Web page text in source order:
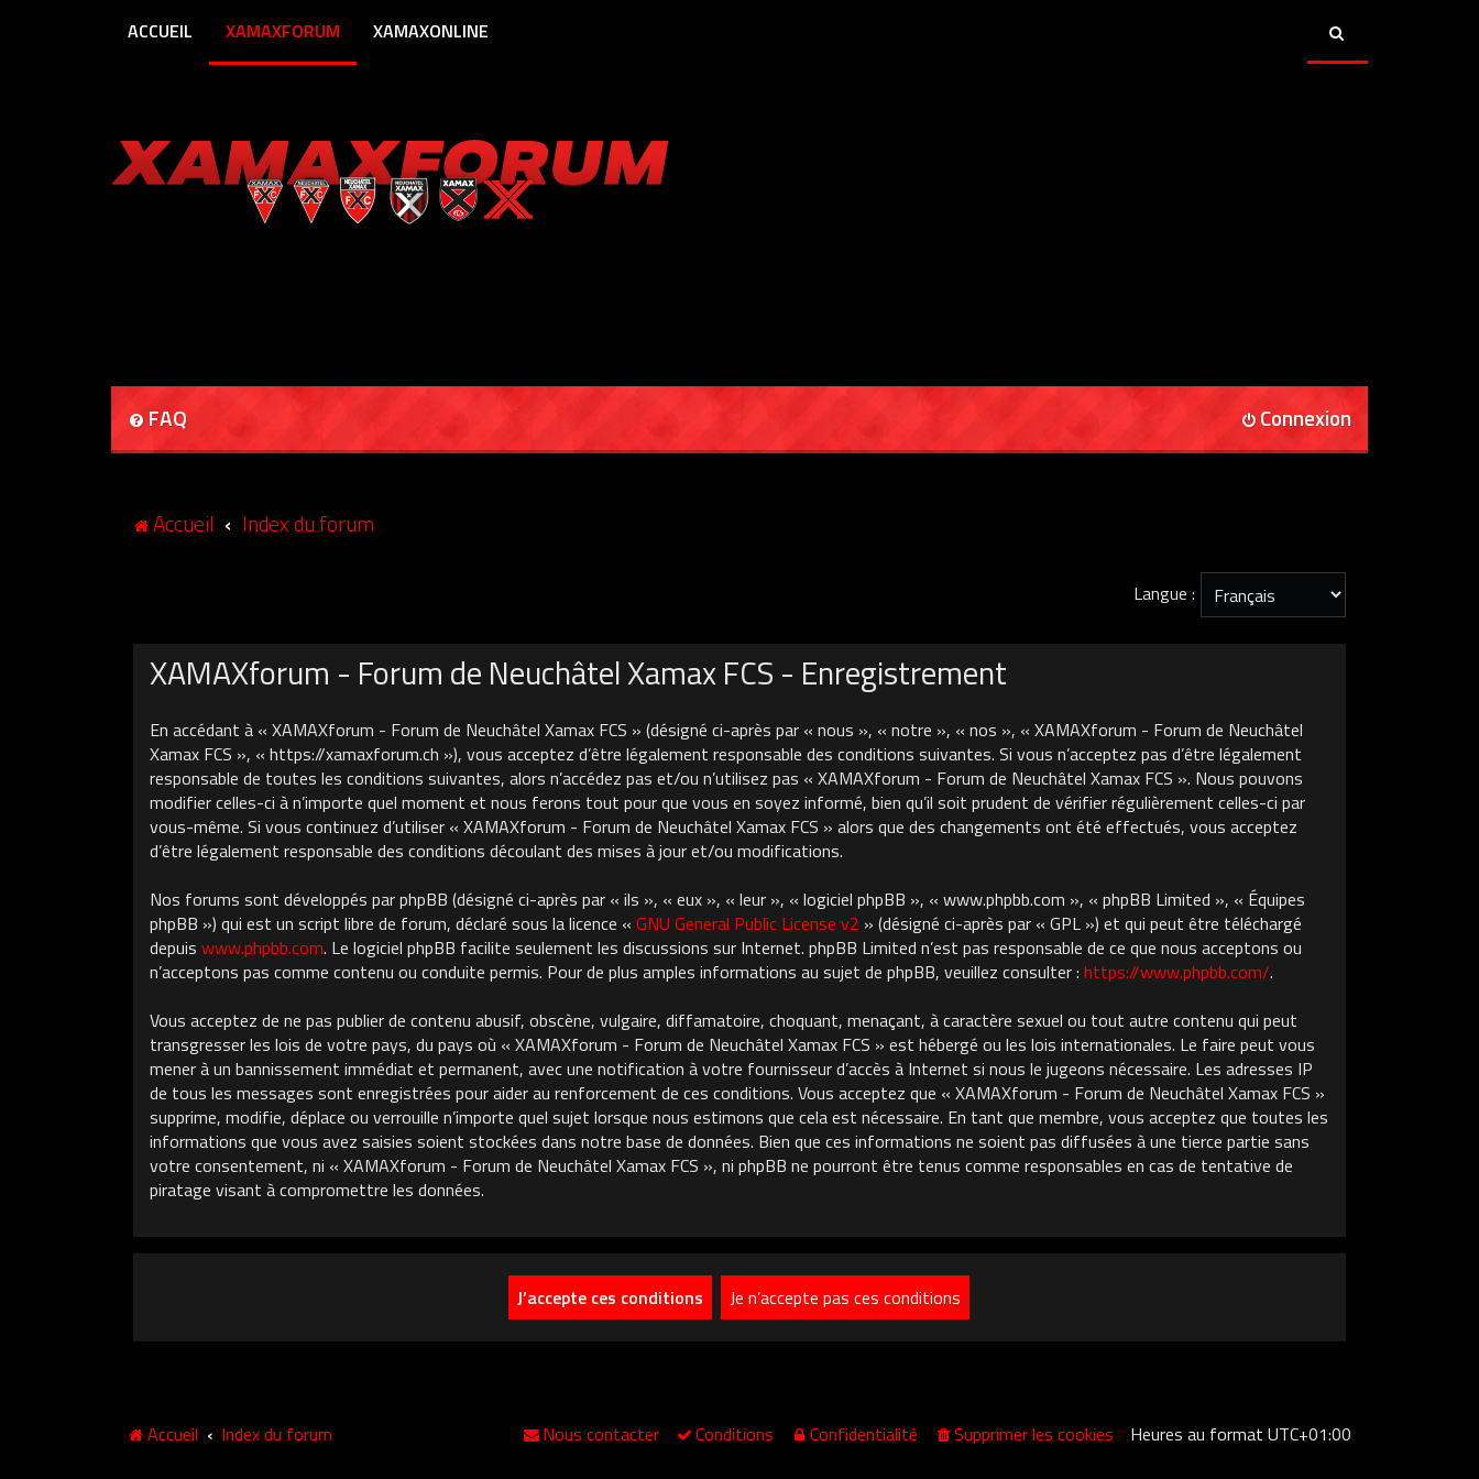
ACCUEIL XAMAXFORUM XAMAXONLINE
FAQ Connexion
Accueil Index du forum
Langue :
XAMAXforum - Forum de Neuchâtel Xamax FCS - Enregistrement
En accédant à « XAMAXforum - Forum de Neuchâtel Xamax FCS » (désigné ci-après par « nous », « notre », « nos », « XAMAXforum - Forum de Neuchâtel
Xamax FCS », « https://xamaxforum.ch »), vous acceptez d’être légalement responsable des conditions suivantes. Si vous n’acceptez pas d’être légalement
responsable de toutes les conditions suivantes, alors n’accédez pas et/ou n’utilisez pas « XAMAXforum - Forum de Neuchâtel Xamax FCS ». Nous pouvons
modifier celles-ci à n’importe quel moment et nous ferons tout pour que vous en soyez informé, bien qu’il soit prudent de vérifier régulièrement celles-ci par
vous-même. Si vous continuez d’utiliser « XAMAXforum - Forum de Neuchâtel Xamax FCS » alors que des changements ont été effectués, vous acceptez
d’être légalement responsable des conditions découlant des mises à jour et/ou modifications.
Nos forums sont développés par phpBB (désigné ci-après par « ils », « eux », « leur », « logiciel phpBB », « www.phpbb.com », « phpBB Limited », « Équipes
phpBB ») qui est un script libre de forum, déclaré sous la licence « GNU General Public License v2 » (désigné ci-après par « GPL ») et qui peut être téléchargé
depuis www.phpbb.com. Le logiciel phpBB facilite seulement les discussions sur Internet. phpBB Limited n’est pas responsable de ce que nous acceptons ou
n’acceptons pas comme contenu ou conduite permis. Pour de plus amples informations au sujet de phpBB, veuillez consulter : https://www.phpbb.com/.
Vous acceptez de ne pas publier de contenu abusif, obscène, vulgaire, diffamatoire, choquant, menaçant, à caractère sexuel ou tout autre contenu qui peut
transgresser les lois de votre pays, du pays où « XAMAXforum - Forum de Neuchâtel Xamax FCS » est hébergé ou les lois internationales. Le faire peut vous
mener à un bannissement immédiat et permanent, avec une notification à votre fournisseur d’accès à Internet si nous le jugeons nécessaire. Les adresses IP
de tous les messages sont enregistrées pour aider au renforcement de ces conditions. Vous acceptez que « XAMAXforum - Forum de Neuchâtel Xamax FCS »
supprime, modifie, déplace ou verrouille n’importe quel sujet lorsque nous estimons que cela est nécessaire. En tant que membre, vous acceptez que toutes les
informations que vous avez saisies soient stockées dans notre base de données. Bien que ces informations ne soient pas diffusées à une tierce partie sans
votre consentement, ni « XAMAXforum - Forum de Neuchâtel Xamax FCS », ni phpBB ne pourront être tenus comme responsables en cas de tentative de
piratage visant à compromettre les données.
Accueil Index du forum Heures au formatUTC+01:00
Supprimer les cookies
Confidentialité
Conditions
Nous contacter